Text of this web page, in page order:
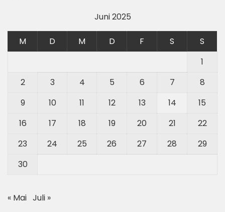
Juni 2025
M D M D F S
S
1
2
3 4 5 6 7
8
9
10 11 12 13 14
15
16
17 18 19 20 21
22
23
24 25 26 27 28
29
30
« Mai Juli »